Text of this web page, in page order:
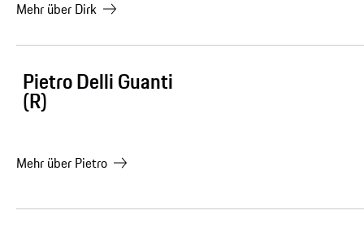
Mehr über Dirk
Pietro Delli Guanti
(R)
Mehr über Pietro